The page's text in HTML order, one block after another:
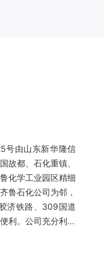
号由山东新华隆信
故都、石化重镇、
化学工业园区精细
鲁石化公司为邻，
济铁路、309国道
利。公司充分利用
业园区的各项优惠
突破性进展，现在